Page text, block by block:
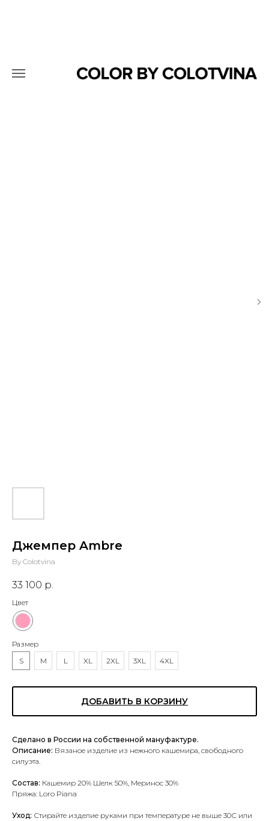
Джемпер Ambre
By Colotvina
33 100 р.
Цвет
Размер
S
M L XL 2XL 3XL 4XL
ДОБАВИТЬ В КОРЗИНУ
Сделано в России на собственной мануфактуре.
Описание: Вязаное изделие из нежного кашемира, свободного
силуэта.
Состав: Кашемир 20% Шелк 50%, Меринос 30%
Пряжа: Loro Piana
Уход: Стирайте изделие руками при температуре не выше 30С или